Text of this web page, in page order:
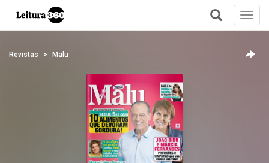
+
Revistas Malu